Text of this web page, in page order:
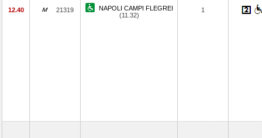
12.40 21319
NAPOLI CAMPI FLEGREI
(11.32)
1